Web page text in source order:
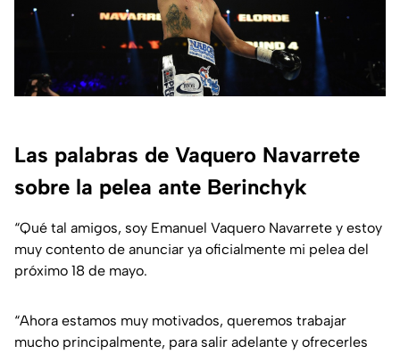
Las palabras de Vaquero Navarrete
sobre la pelea ante Berinchyk
“Qué tal amigos, soy Emanuel Vaquero Navarrete y estoy
muy contento de anunciar ya oficialmente mi pelea del
próximo 18 de mayo.
“Ahora estamos muy motivados, queremos trabajar
mucho principalmente, para salir adelante y ofrecerles